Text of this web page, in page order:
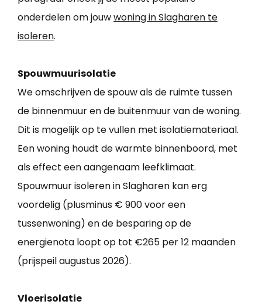
onderdelen om jouwwoning in Slagharen te
isoleren.
Spouwmuurisolatie
We omschrijven de spouw als de ruimte tussen
de binnenmuur en de buitenmuur van de woning.
Dit is mogelijk op te vullen met isolatiemateriaal.
Een woning houdt de warmte binnenboord, met
als effect een aangenaam leefklimaat.
Spouwmuur isoleren in Slagharen kan erg
voordelig (plusminus € 900 voor een
tussenwoning) en de besparing op de
energienota loopt op tot €265 per 12 maanden
(prijspeil augustus 2026).
Vloerisolatie